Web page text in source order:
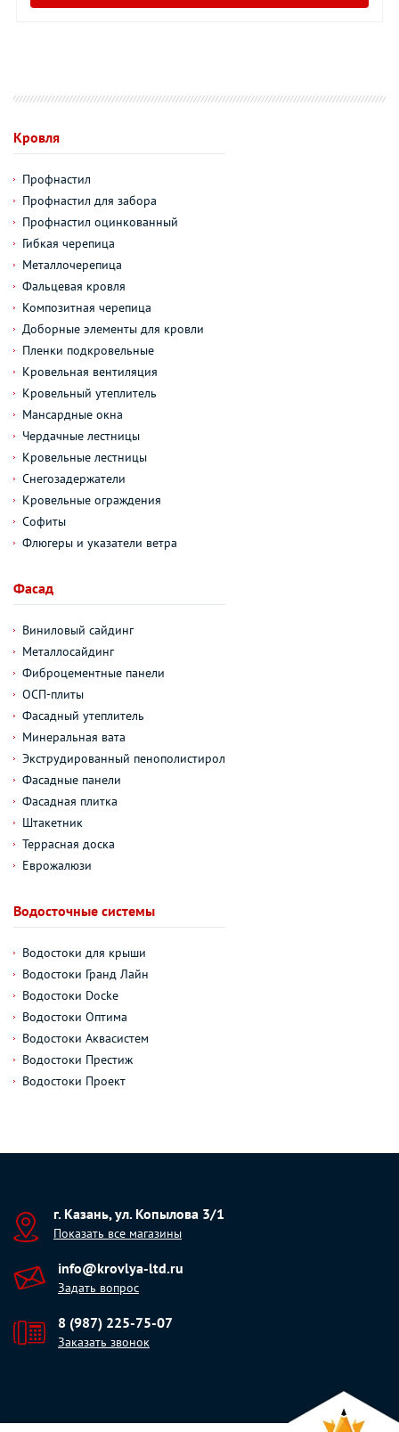
Кровля
Профнастил
Профнастил для забора
Профнастил оцинкованный
Гибкая черепица
Металлочерепица
Фальцевая кровля
Композитная черепица
Доборные элементы для кровли
Пленки подкровельные
Кровельная вентиляция
Кровельный утеплитель
Мансардные окна
Чердачные лестницы
Кровельные лестницы
Снегозадержатели
Кровельные ограждения
Софиты
Флюгеры и указатели ветра
Фасад
Виниловый сайдинг
Металлосайдинг
Фиброцементные панели
ОСП-плиты
Фасадный утеплитель
Минеральная вата
Экструдированный пенополистирол
Фасадные панели
Фасадная плитка
Штакетник
Террасная доска
Еврожалюзи
Водосточные системы
Водостоки для крыши
Водостоки Гранд Лайн
Водостоки Docke
Водостоки Оптима
Водостоки Аквасистем
Водостоки Престиж
Водостоки Проект
г. Казань, ул. Копылова 3/1
Показать все магазины
info@krovlya-ltd.ru
Задать вопрос
8 (987) 225-75-07
Заказать звонок